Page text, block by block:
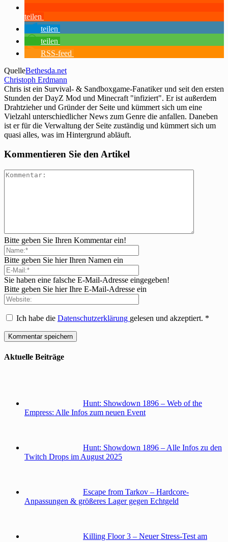
teilen
teilen
teilen
RSS-feed
QuelleBethesda.net
Christoph Erdmann
Chris ist ein Survival- & Sandboxgame-Fanatiker und seit den ersten
Stunden der DayZ Mod und Minecraft "infiziert". Er ist außerdem
Drahtzieher und Gründer der Seite und kümmert sich um eine
Vielzahl unterschiedlicher News zum Genre die anfallen. Daneben
ist er für die Verwaltung der Seite zuständig und kümmert sich um
quasi alles, was im Hintergrund abläuft.
Kommentieren Sie den Artikel
Bitte geben Sie Ihren Kommentar ein!
Bitte geben Sie hier Ihren Namen ein
Sie haben eine falsche E-Mail-Adresse eingegeben!
Bitte geben Sie hier Ihre E-Mail-Adresse ein
Ich habe die Datenschutzerklärung gelesen und akzeptiert. *
Aktuelle Beiträge
Hunt: Showdown 1896 – Web of the
Empress: Alle Infos zum neuen Event
Hunt: Showdown 1896 – Alle Infos zu den
Twitch Drops im August 2025
Escape from Tarkov – Hardcore-
Anpassungen & größeres Lager gegen Echtgeld
Killing Floor 3 – Neuer Stress-Test am